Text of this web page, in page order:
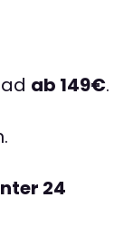
ab 149€.
24